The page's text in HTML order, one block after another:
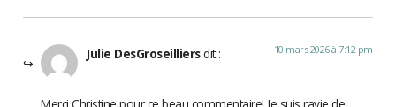
Julie DesGroseilliers dit : 10 mars 2026 à 7:12 pm